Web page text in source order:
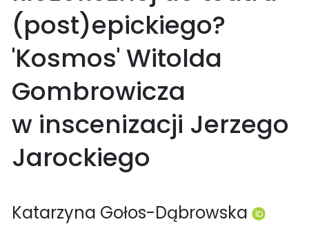
(post)epickiego?
'Kosmos' Witolda
Gombrowicza
w inscenizacji Jerzego
Jarockiego
Katarzyna Gołos-Dąbrowska